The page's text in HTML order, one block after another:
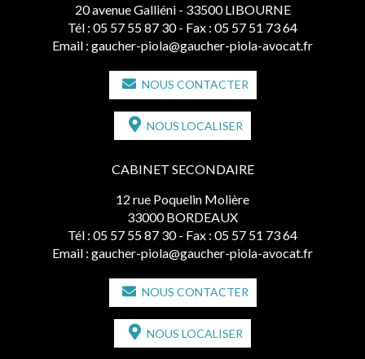
20 avenue Galliéni - 33500 LIBOURNE
Tél : 05 57 55 87 30 - Fax : 05 57 51 73 64
Email : gaucher-piola@gaucher-piola-avocat.fr
NOUS CONTACTER
NOUS LOCALISER
CABINET SECONDAIRE
12 rue Poquelin Molière
33000 BORDEAUX
Tél : 05 57 55 87 30 - Fax : 05 57 51 73 64
Email : gaucher-piola@gaucher-piola-avocat.fr
NOUS CONTACTER
NOUS LOCALISER